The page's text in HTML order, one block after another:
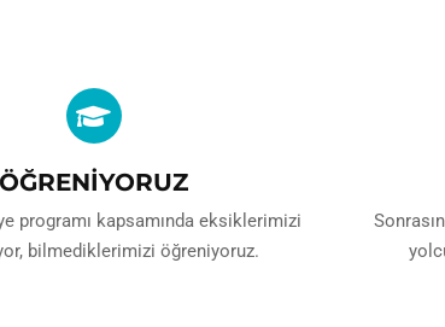
ÖĞRENİYORUZ
programı kapsamında eksiklerimizi
bilmediklerimizi öğreniyoruz.